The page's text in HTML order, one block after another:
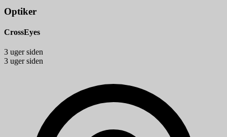
Optiker
CrossEyes
3 uger siden
3 uger siden